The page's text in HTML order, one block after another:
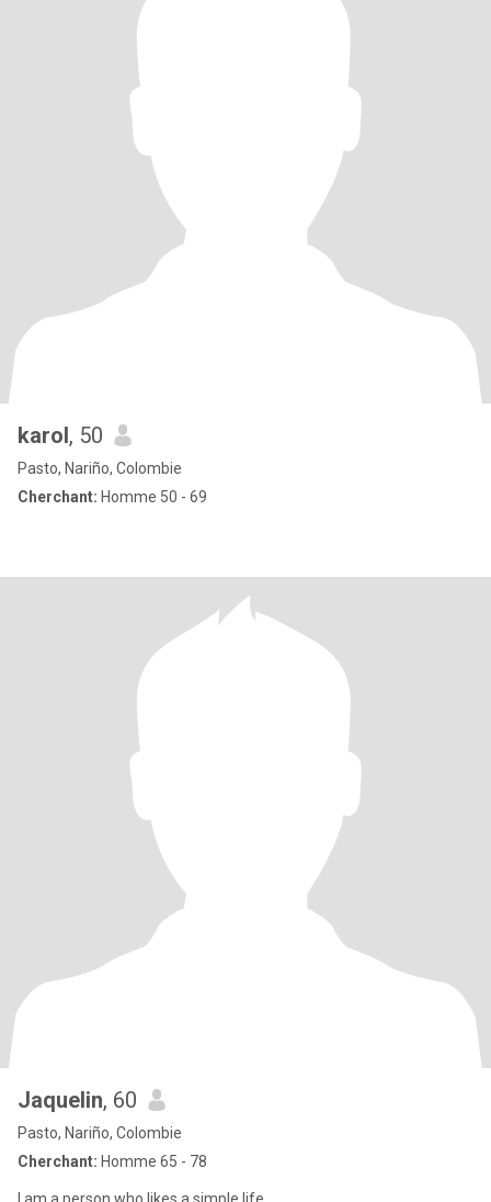
karol, 50
Pasto, Nariño, Colombie
Cherchant: Homme 50 - 69
Jaquelin, 60
Pasto, Nariño, Colombie
Cherchant: Homme 65 - 78